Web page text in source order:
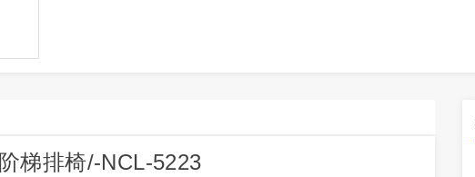
阶梯排椅/-NCL-5223